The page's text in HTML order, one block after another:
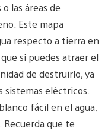
las áreas de
Este mapa
respecto a tierra en
si puedes atraer el
de destruirlo, ya
sistemas eléctricos.
fácil en el agua,
Recuerda que te